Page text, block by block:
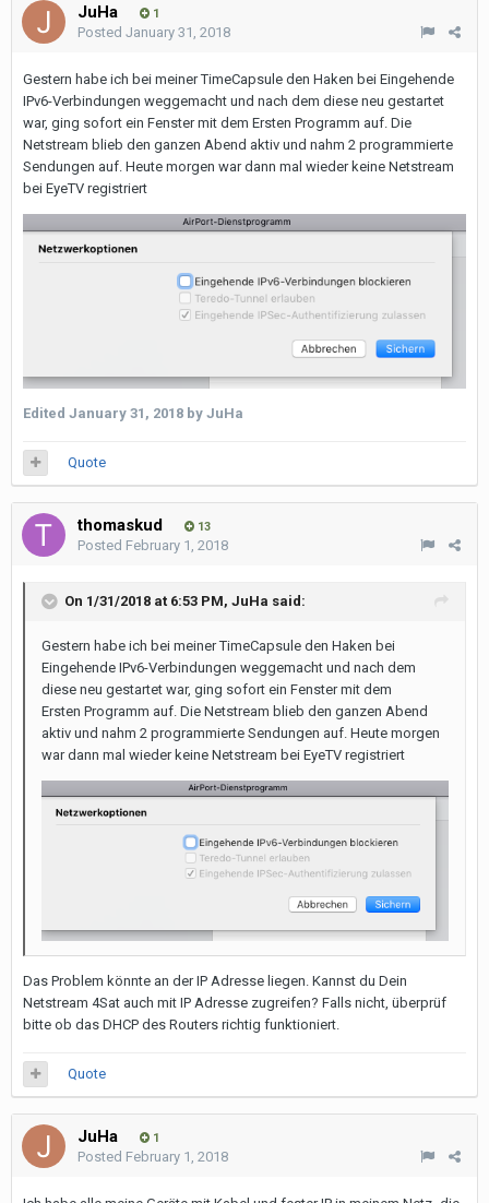
JuHa 1
Posted January 31, 2018
Gestern habe ich bei meiner TimeCapsule den Haken bei Eingehende
IPv6-Verbindungen weggemacht und nach dem diese neu gestartet
war, ging sofort ein Fenster mit dem Ersten Programm auf. Die
Netstream blieb den ganzen Abend aktiv und nahm 2 programmierte
Sendungen auf. Heute morgen war dann mal wieder keine Netstream
bei EyeTV registriert
Edited January 31, 2018 by JuHa
Quote
thomaskud 13
Posted February 1, 2018
On 1/31/2018 at 6:53 PM, JuHa said:
Gestern habe ich bei meiner TimeCapsule den Haken bei
Eingehende IPv6-Verbindungen weggemacht und nach dem
diese neu gestartet war, ging sofort ein Fenster mit dem
Ersten Programm auf. Die Netstream blieb den ganzen Abend
aktiv und nahm 2 programmierte Sendungen auf. Heute morgen
war dann mal wieder keine Netstream bei EyeTV registriert
Das Problem könnte an der IP Adresse liegen. Kannst du Dein
Netstream 4Sat auch mit IP Adresse zugreifen? Falls nicht, überprüf
bitte ob das DHCP des Routers richtig funktioniert.
Quote
JuHa 1
Posted February 1, 2018